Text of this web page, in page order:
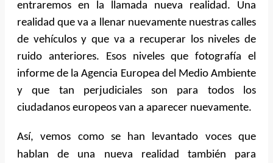
entraremos en la llamada nueva realidad. Una
realidad que va a llenar nuevamente nuestras calles
de vehículos y que va a recuperar los niveles de
ruido anteriores. Esos niveles que fotografía el
informe de la Agencia Europea del Medio Ambiente
y que tan perjudiciales son para todos los
ciudadanos europeos van a aparecer nuevamente.
Así, vemos como se han levantado voces que
hablan de una nueva realidad también para